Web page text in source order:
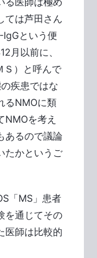
ては芦田さん
という便
月以前に、
Ｓ）と呼んで
疾患ではな
るNMOに類
NMOを考え
あるので議論
たかというご
「MS」患者
を通じてその
医師は比較的